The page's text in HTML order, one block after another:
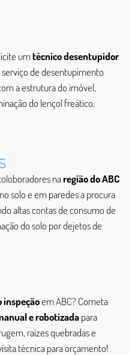
umtécnico desentupidor
serviço de desentupimento
a estrutura do imóvel,
do lençol freático,
naregião do ABC
solo e em paredes a procura
altas contas de consumo de
do solo por dejetos de
inspeçãoem ABC? Cometa
e robotizadapara
raízes quebradas e
técnica para orçamento!